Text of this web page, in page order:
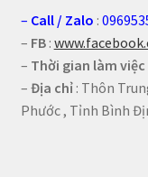
– Call / Zalo :
– FB:
– Thời gian làm việc
– Địa chỉ: Thôn
Phước , Tỉnh Bình